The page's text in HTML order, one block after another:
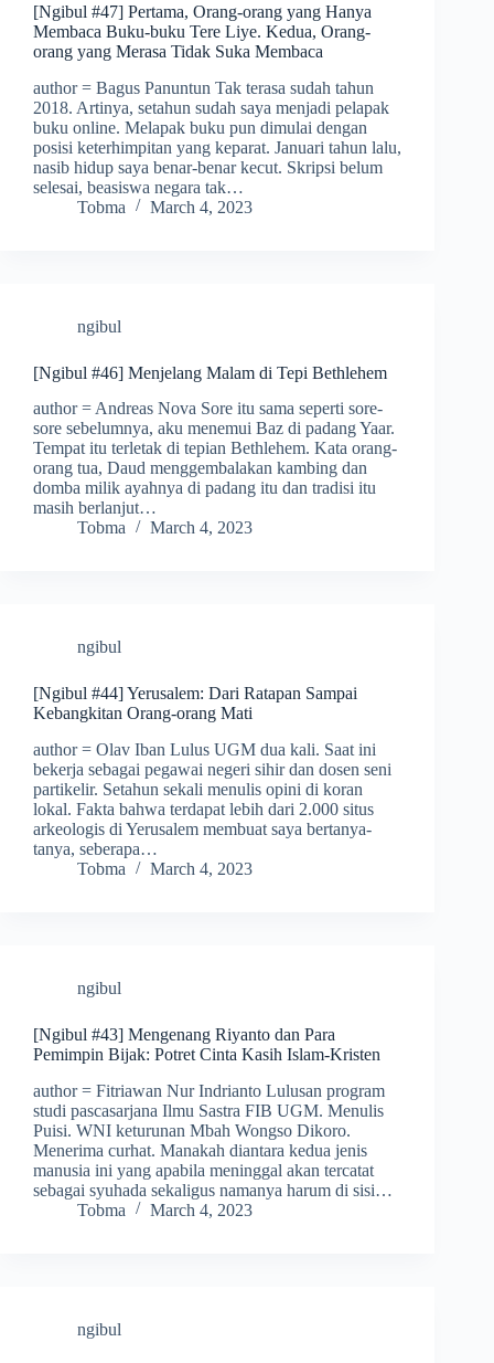
[Ngibul #47] Pertama, Orang-orang yang Hanya
Membaca Buku-buku Tere Liye. Kedua, Orang-
orang yang Merasa Tidak Suka Membaca
author = Bagus Panuntun Tak terasa sudah tahun
2018. Artinya, setahun sudah saya menjadi pelapak
buku online. Melapak buku pun dimulai dengan
posisi keterhimpitan yang keparat. Januari tahun lalu,
nasib hidup saya benar-benar kecut. Skripsi belum
selesai, beasiswa negara tak…
Tobma
March 4, 2023
ngibul
[Ngibul #46] Menjelang Malam di Tepi Bethlehem
author = Andreas Nova Sore itu sama seperti sore-
sore sebelumnya, aku menemui Baz di padang Yaar.
Tempat itu terletak di tepian Bethlehem. Kata orang-
orang tua, Daud menggembalakan kambing dan
domba milik ayahnya di padang itu dan tradisi itu
masih berlanjut…
Tobma
March 4, 2023
ngibul
[Ngibul #44] Yerusalem: Dari Ratapan Sampai
Kebangkitan Orang-orang Mati
author = Olav Iban Lulus UGM dua kali. Saat ini
bekerja sebagai pegawai negeri sihir dan dosen seni
partikelir. Setahun sekali menulis opini di koran
lokal. Fakta bahwa terdapat lebih dari 2.000 situs
arkeologis di Yerusalem membuat saya bertanya-
tanya, seberapa…
Tobma
March 4, 2023
ngibul
[Ngibul #43] Mengenang Riyanto dan Para
Pemimpin Bijak: Potret Cinta Kasih Islam-Kristen
author = Fitriawan Nur Indrianto Lulusan program
studi pascasarjana Ilmu Sastra FIB UGM. Menulis
Puisi. WNI keturunan Mbah Wongso Dikoro.
Menerima curhat. Manakah diantara kedua jenis
manusia ini yang apabila meninggal akan tercatat
sebagai syuhada sekaligus namanya harum di sisi…
Tobma
March 4, 2023
ngibul